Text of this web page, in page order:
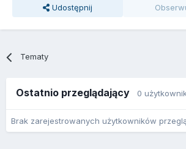
Udostępnij
Tematy
Ostatnio przeglądający 0
Brak zarejestrowanych użytkowników